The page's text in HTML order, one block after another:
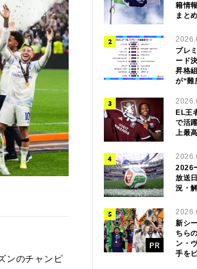
ンのチャンピ
籍情
まと
プレ
ード
昇格
が“難
EL王
で活
上最
2026
放送
況・
新シ
ちら
ン・
手を